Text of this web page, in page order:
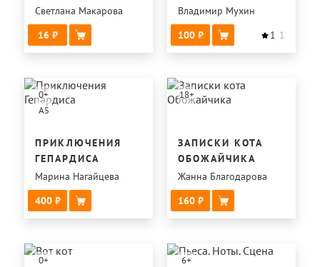
Светлана Макарова
16
Владимир Мухин
100
1 1
0+
A5
ПРИКЛЮЧЕНИЯ
ГЕПАРДИСА
Марина Нагайцева
400
18+
ЗАПИСКИ КОТА
ОБОЖАЙЧИКА
Жанна Благодарова
160
0+
6+